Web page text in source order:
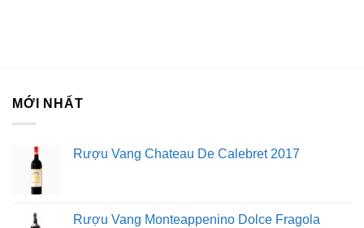
VIỆT NAM NHẬP KHẨU :
trực tiếp về Việt Nam, và được phân phối thông qua các
đại lý và cửa hàng giới thiệu sản phẩm của mình.
12 nhập khẩu có thiết kế nút bấc. Trên đầu chai Chivas 12
năm có tem đã hoàn thành thủ tục thuế nhập khẩu rượu có
MỚI NHẤT
Rượu Vang Chateau De Calebret 2017
Rượu Vang Monteappenino Dolce Fragola